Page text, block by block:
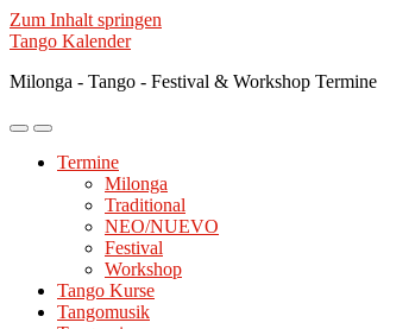
Zum Inhalt springen
Tango Kalender
Milonga - Tango - Festival & Workshop Termine
Mobile-
ein-/ausblenden
Suchfeld
ein-/ausblenden
Termine
Milonga
Traditional
NEO/NUEVO
Festival
Workshop
Tango Kurse
Tangomusik